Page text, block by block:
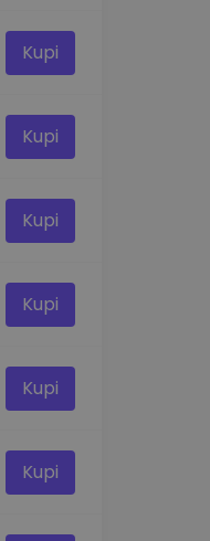
Kupi
Kupi
Kupi
Kupi
Kupi
Kupi